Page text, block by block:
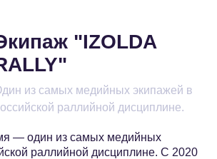
"IZOLDA
из самых медийных экипажей в
раллийной дисциплине.
— один из самых медийных
раллийной дисциплине. С 2020